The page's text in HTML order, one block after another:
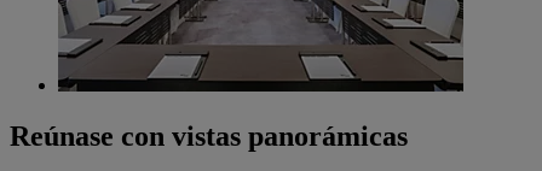
Reúnase con vistas panorámicas